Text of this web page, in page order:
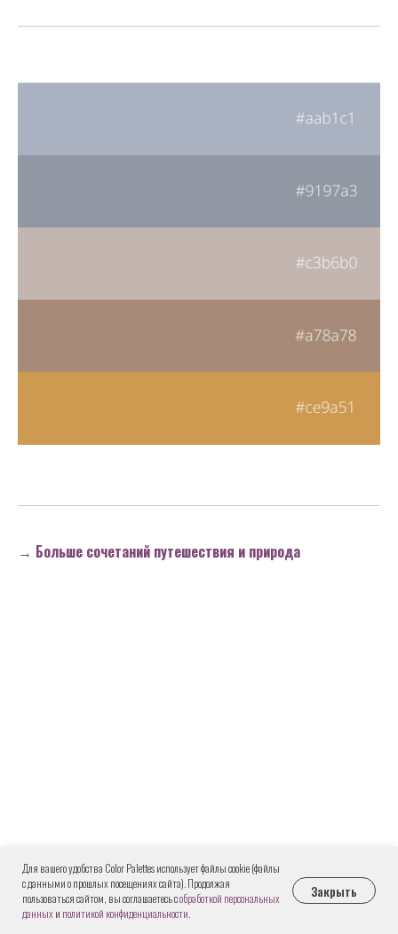
→ Больше сочетаний путешествия и природа
Для вашего удобства Color Palettes использует файлы cookie (файлы
с данными о прошлых посещениях сайта). Продолжая
пользоваться сайтом, вы соглашаетесь собработкой персональных
данных и политикой конфиденциальности.
Закрыть